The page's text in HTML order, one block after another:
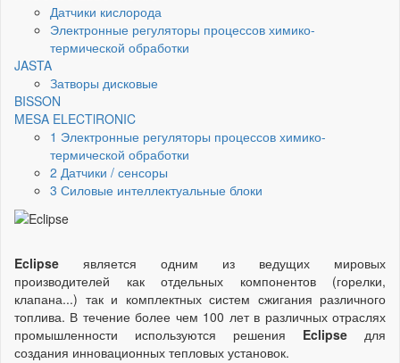
Датчики кислорода
Электронные регуляторы процессов химико-
термической обработки
JASTA
Затворы дисковые
BISSON
MESA ELECTlRONIC
1 Электронные регуляторы процессов химико-
термической обработки
2 Датчики / сенсоры
3 Силовые интеллектуальные блоки
Eclipse является одним из ведущих мировых
производителей как отдельных компонентов (горелки,
клапана...) так и комплектных систем сжигания различного
топлива. В течение более чем 100 лет в различных отраслях
промышленности используются решения Eclipse для
создания инновационных тепловых установок.